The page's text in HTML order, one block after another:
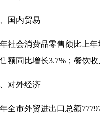
内贸易
会消费品零售额比上年
额同比增长3.7% ；餐饮
外经济
市外贸进出口总额